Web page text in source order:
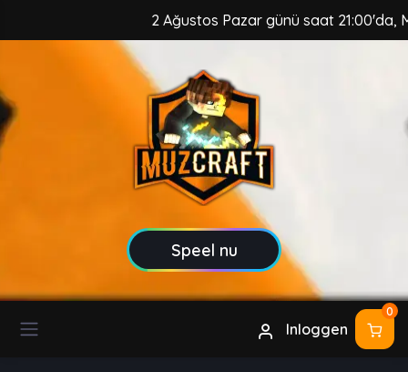
2 Ağustos Pazar günü saat 21:00'da,
Speel nu
Inloggen
0